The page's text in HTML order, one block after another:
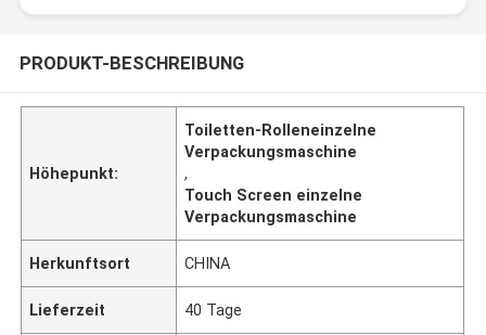
PRODUKT-BESCHREIBUNG
Höhepunkt:
Toiletten-Rolleneinzelne
Verpackungsmaschine
,
Touch Screen einzelne
Verpackungsmaschine
Herkunftsort CHINA
Lieferzeit 40 Tage